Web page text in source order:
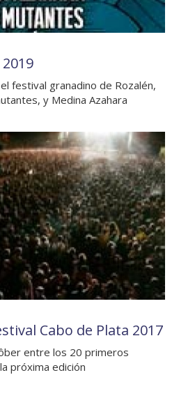
festival granadino de Rozalén,
y Medina Azahara
Cabo de Plata 2017
entre los 20 primeros
próxima edición